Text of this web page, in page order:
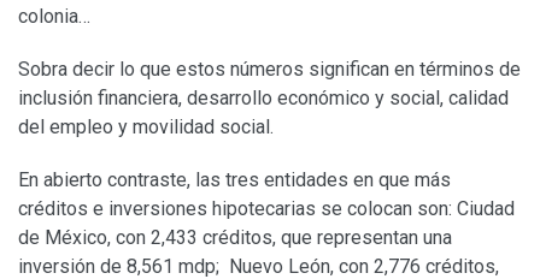
colonia…
Sobra decir lo que estos números significan en términos de
inclusión financiera, desarrollo económico y social, calidad
del empleo y movilidad social.
En abierto contraste, las tres entidades en que más
créditos e inversiones hipotecarias se colocan son: Ciudad
de México, con 2,433 créditos, que representan una
inversión de 8,561 mdp; Nuevo León, con 2,776 créditos,